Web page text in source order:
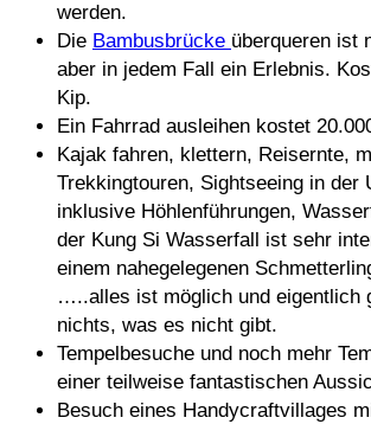
werden.
Die Bambusbrücke überqueren ist
aber in jedem Fall ein Erlebnis.
Kip.
Ein Fahrrad ausleihen kostet
Kajak fahren, klettern, Reisernte,
Trekkingtouren, Sightseeing in der
inklusive Höhlenführungen,
der Kung Si Wasserfall ist sehr
einem nahegelegenen
…..alles ist möglich und eigentlich
nichts, was es nicht gibt.
Tempelbesuche und noch mehr
einer teilweise fantastischen
Besuch eines Handycraftvillages